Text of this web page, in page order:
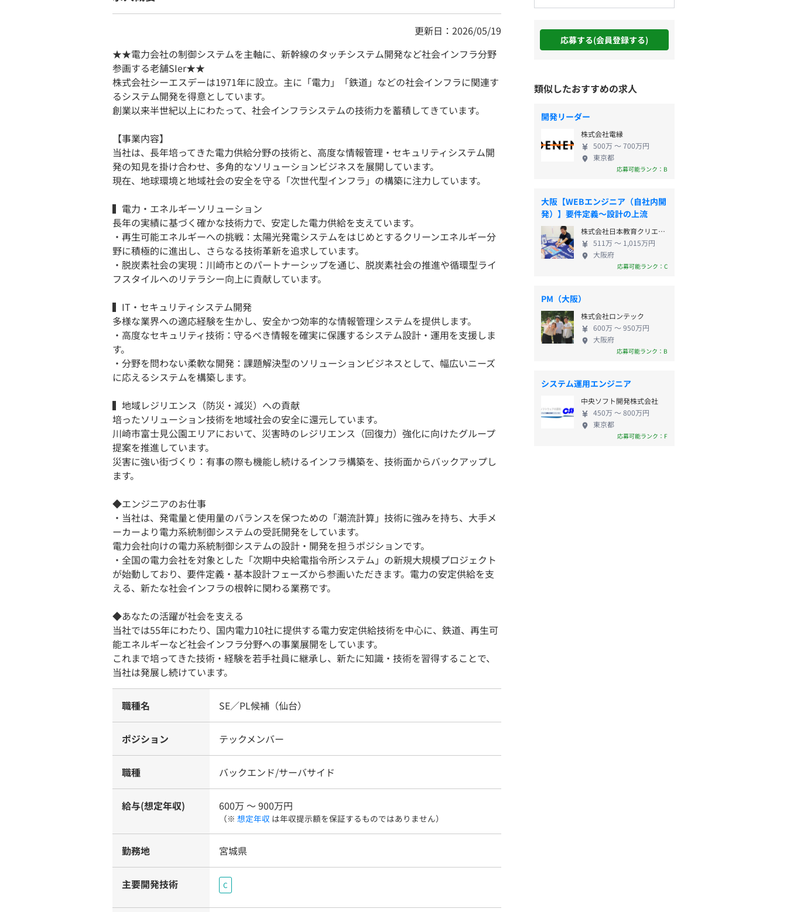
更新日：2026/05/19
★★電力会社の制御システムを主軸に、新幹線のタッチシステム開発など社会インフラ分野
参画する老舗SIer★★
株式会社シーエスデーは1971年に設立。主に「電力」「鉄道」などの社会インフラに関連す
るシステム開発を得意としています。
創業以来半世紀以上にわたって、社会インフラシステムの技術力を蓄積してきています。
【事業内容】
当社は、長年培ってきた電力供給分野の技術と、高度な情報管理・セキュリティシステム開
発の知見を掛け合わせ、多角的なソリューションビジネスを展開しています。
現在、地球環境と地域社会の安全を守る「次世代型インフラ」の構築に注力しています。
▍電力・エネルギーソリューション
長年の実績に基づく確かな技術力で、安定した電力供給を支えています。
・再生可能エネルギーへの挑戦：太陽光発電システムをはじめとするクリーンエネルギー分
野に積極的に進出し、さらなる技術革新を追求しています。
・脱炭素社会の実現：川崎市とのパートナーシップを通じ、脱炭素社会の推進や循環型ライ
フスタイルへのリテラシー向上に貢献しています。
▍IT・セキュリティシステム開発
多様な業界への適応経験を生かし、安全かつ効率的な情報管理システムを提供します。
・高度なセキュリティ技術：守るべき情報を確実に保護するシステム設計・運用を支援しま
す。
・分野を問わない柔軟な開発：課題解決型のソリューションビジネスとして、幅広いニーズ
に応えるシステムを構築します。
▍地域レジリエンス（防災・減災）への貢献
培ったソリューション技術を地域社会の安全に還元しています。
川崎市富士見公園エリアにおいて、災害時のレジリエンス（回復力）強化に向けたグループ
提案を推進しています。
災害に強い街づくり：有事の際も機能し続けるインフラ構築を、技術面からバックアップし
ます。
◆エンジニアのお仕事
・当社は、発電量と使用量のバランスを保つための「潮流計算」技術に強みを持ち、大手メ
ーカーより電力系統制御システムの受託開発をしています。
電力会社向けの電力系統制御システムの設計・開発を担うポジションです。
・全国の電力会社を対象とした「次期中央給電指令所システム」の新規大規模プロジェクト
が始動しており、要件定義・基本設計フェーズから参画いただきます。電力の安定供給を支
える、新たな社会インフラの根幹に関わる業務です。
◆あなたの活躍が社会を支える
当社では55年にわたり、国内電力10社に提供する電力安定供給技術を中心に、鉄道、再生可
能エネルギーなど社会インフラ分野への事業展開をしています。
これまで培ってきた技術・経験を若手社員に継承し、新たに知識・技術を習得することで、
当社は発展し続けています。
職種名 SE／PL候補（仙台）
ポジション テックメンバー
職種 バックエンド/サーバサイド
給与(想定年収) 600万 〜 900万円
（※ 想定年収 は年収提示額を保証するものではありません）
勤務地 宮城県
主要開発技術 C
応募する(会員登録する)
類似したおすすめの求人
開発リーダー
株式会社電縁
500万 〜 700万円
東京都
応募可能ランク：B
大阪【WEBエンジニア（自社内開
発）】要件定義～設計の上流
株式会社日本教育クリエイト
511万 〜 1,015万円
大阪府
応募可能ランク：C
PM（大阪）
株式会社ロンテック
600万 〜 950万円
大阪府
応募可能ランク：B
システム運用エンジニア
中央ソフト開発株式会社
450万 〜 800万円
東京都
応募可能ランク：F